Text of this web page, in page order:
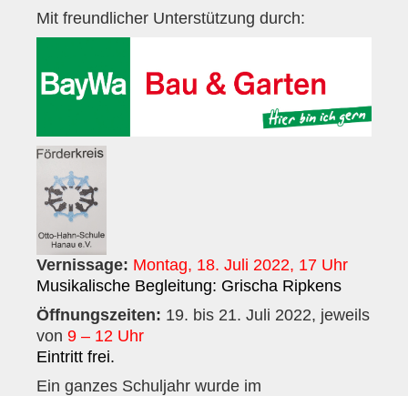
Archiv
Räumlichkeiten
Presse
Kontakt
Kontaktpersonen
Mitglied werden
Bewerbungen
Mit freundlicher Unterstützung durch:
Vernissage: Montag, 18. Juli 2022, 17 Uhr
Musikalische Begleitung: Grischa Ripkens
Öffnungszeiten: 19. bis 21. Juli 2022, jeweils
von 9 – 12 Uhr
Eintritt frei.
Ein ganzes Schuljahr wurde im